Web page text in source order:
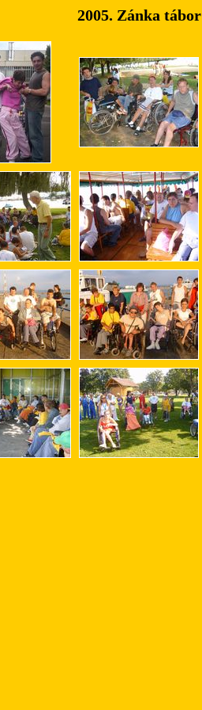
2005. Zánka tábor